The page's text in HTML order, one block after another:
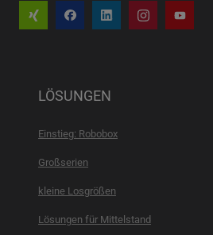
LÖSUNGEN
Einstieg: Robobox
Großserien
kleine Losgrößen
Lösungen für Mittelstand